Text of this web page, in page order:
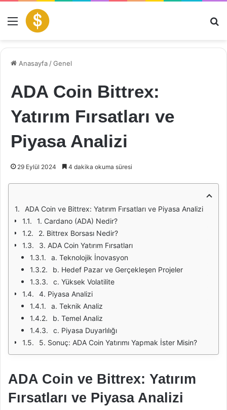
Menü
Anasayfa /Genel
ADA Coin Bittrex:
Yatırım Fırsatları ve
Piyasa Analizi
29 Eylül 2024 4 dakika okuma süresi
ADA Coin ve Bittrex: Yatırım Fırsatları ve Piyasa Analizi
1. Cardano (ADA) Nedir?
2. Bittrex Borsası Nedir?
3. ADA Coin Yatırım Fırsatları
a. Teknolojik İnovasyon
b. Hedef Pazar ve Gerçekleşen Projeler
c. Yüksek Volatilite
4. Piyasa Analizi
a. Teknik Analiz
b. Temel Analiz
c. Piyasa Duyarlılığı
5. Sonuç: ADA Coin Yatırımı Yapmak İster Misin?
ADA Coin ve Bittrex: Yatırım
Fırsatları ve Piyasa Analizi